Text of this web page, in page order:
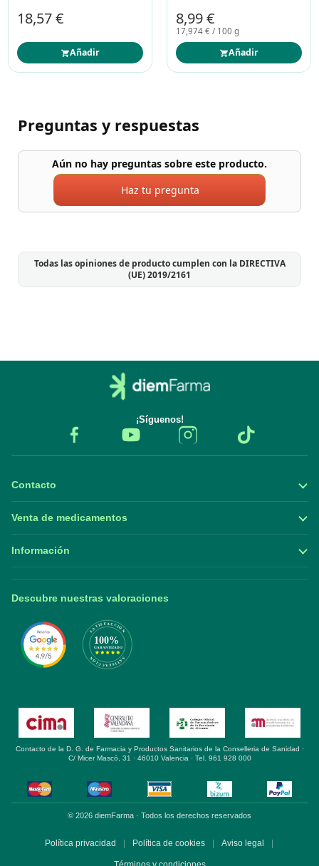
18,57 €
Añadir
8,99 €
17,974 € / 100 g
Añadir
Preguntas y respuestas
Aún no hay preguntas sobre este producto.
Haz tu pregunta
Todas las opiniones de producto cumplen con la DIRECTIVA
(UE) 2019/2161
¡Síguenos!
Contacto
Venta de medicamentos
Información
Descubre nuestras valoraciones
Contacto de la D. G. de Farmacia y Productos Sanitarios de la Conselleria de Sanidad ·
C/ Micer Mascó, 31 · 46010 Valencia · Tel. 961 928 000
© 2026 diemFarma · Todos los derechos reservados
Política privacidad | Política de cookies | Aviso legal |